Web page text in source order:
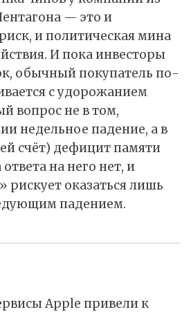
— это и
и политическая мина
И пока инвесторы
обычный покупатель по-
с удорожанием
вопрос не в том,
недельное падение, а в
счёт) дефицит памяти
на него нет, и
оказаться лишь
падением.
Apple привели к